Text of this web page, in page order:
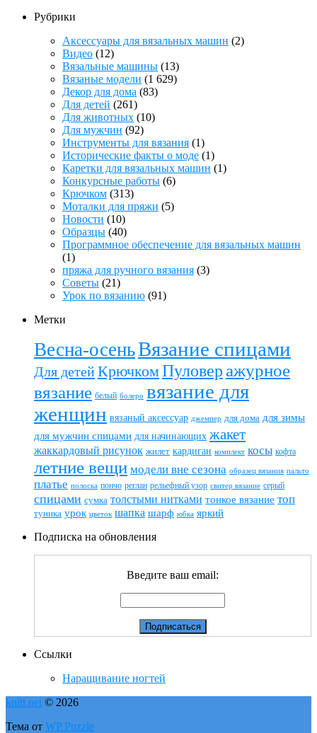
Рубрики
Аксессуары для вязальных машин (2)
Видео (12)
Вязальные машины (13)
Вязаные модели (1 629)
Декор для дома (83)
Для детей (261)
Для животных (10)
Для мужчин (92)
Инструменты для вязания (1)
Исторические факты о моде (1)
Каретки для вязальных машин (1)
Конкурсные работы (6)
Крючком (313)
Моталки для пряжи (5)
Новости (10)
Образцы (40)
Программное обеспечение для вязальных машин
(1)
пряжа для ручного вязания (3)
Советы (21)
Урок по вязанию (91)
Метки
Весна-осеньВязание спицами
Для детейКрючкомПуловер ажурное
вязание белый болеро вязание для
женщин вязаный аксессуар джемпер для дома для зимы
для мужчин спицами для начинающих жакет
жаккардовый рисунок жилет кардиган комплект косы кофта
летние вещи модели вне сезона образец вязания пальто
платье полоска пончо реглан рельефный узор свитер вязание серый
спицами сумка толстыми нитками тонкое вязание топ
туника урок цветок шапка шарф юбка яркий
Подписка на обновления
Введите ваш email:
Ссылки
Наращивание ногтей
knitt.net © 2026
Тема от WP Puzzle